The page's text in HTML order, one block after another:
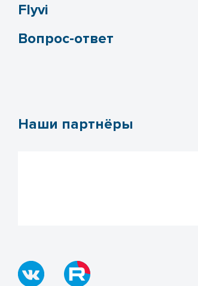
Flyvi
Вопрос-ответ
Наши партнёры